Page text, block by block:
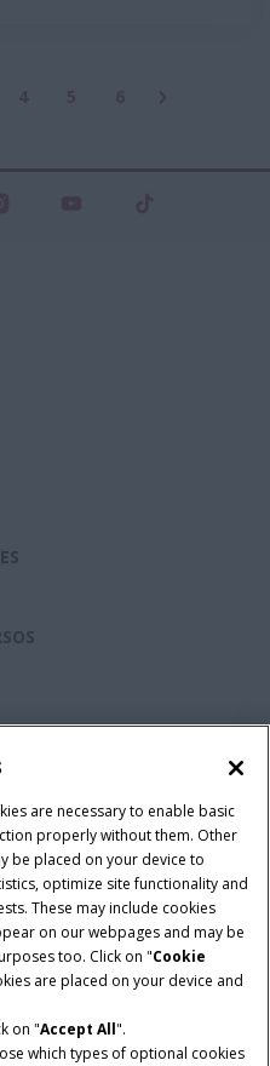
privacidad
Aviso legal
de privacidad
Rights Reserved. Case IH is a
are necessary to enable basic
properly without them. Other
be placed on your device to
optimize site functionality and
These may include cookies
on our webpages and may be
too. Click on "Cookie
are placed on your device and
on "Accept All".
which types of optional cookies